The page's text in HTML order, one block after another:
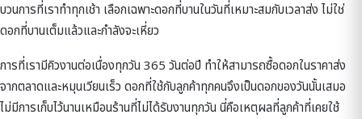
บวนการที่เราทำทุกเช้า เลือกเฉพาะดอกที่บานในวันที่เหมาะสมกับเวลาส่ง ไม่ใช่
ดอกที่บานเต็มแล้วและกำลังจะเหี่ยว
การที่เรามีคิวงานต่อเนื่องทุกวัน 365 วันต่อปี ทำให้สามารถซื้อดอกในราคาส่ง
จากตลาดและหมุนเวียนเร็ว ดอกที่ใช้กับลูกค้าทุกคนจึงเป็นดอกของวันนั้นเสมอ
ไม่มีการเก็บไว้นานเหมือนร้านที่ไม่ได้รับงานทุกวัน นี่คือเหตุผลที่ลูกค้าที่เคยใช้